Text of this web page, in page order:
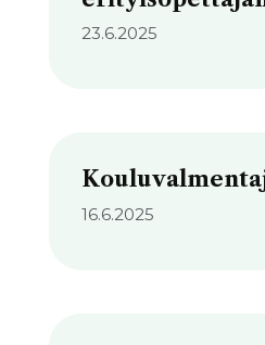
23.6.2025
16.6.2025